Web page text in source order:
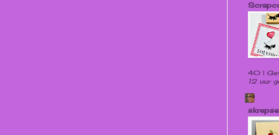
40 |
12 uur